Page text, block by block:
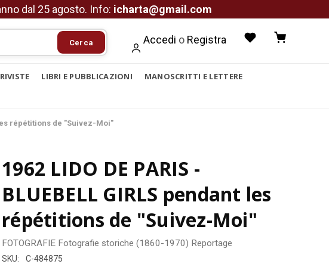
dal 25 agosto. Info: icharta@gmail.com
Cerca Accedi o Registra
LIBRI E PUBBLICAZIONI
MANOSCRITTI E LETTERE
les répétitions de "Suivez-Moi"
1962 LIDO DE PARIS -
BLUEBELL GIRLS pendant les
répétitions de "Suivez-Moi"
FOTOGRAFIE Fotografie storiche (1860-1970) Reportage
SKU: C-484875